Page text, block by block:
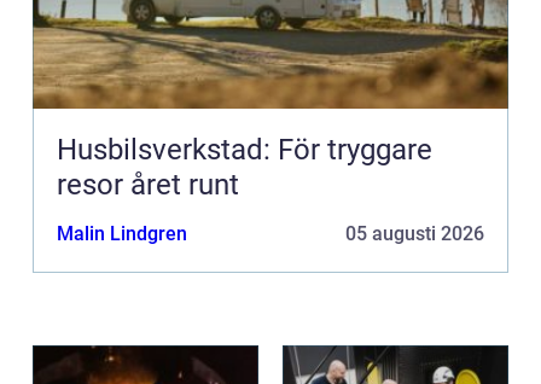
Husbilsverkstad: För tryggare
resor året runt
Malin Lindgren 05 augusti 2026